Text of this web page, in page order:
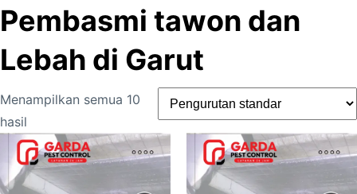
Pembasmi tawon dan
Lebah di Garut
Menampilkan semua 10
hasil